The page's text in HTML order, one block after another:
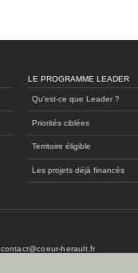
LE PROGRAMME LEADER
Qu'est-ce que Leader ?
Priorités ciblées
Territoire éligible
Les projets déjà financés
contact@coeur-herault.fr